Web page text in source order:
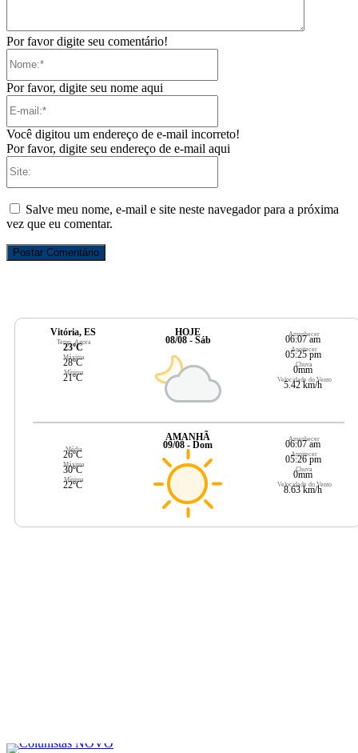
Por favor digite seu comentário!
Por favor, digite seu nome aqui
Você digitou um endereço de e-mail incorreto!
Por favor, digite seu endereço de e-mail aqui
Salve meu nome, e-mail e site neste navegador para a próxima
vez que eu comentar.
Vitória, ES
Temp. Agora
23ºC
Máxima
28ºC
Mínima
21ºC
HOJE
08/08 - Sáb
Amanhecer
06:07 am
Anoitecer
05:25 pm
Chuva
0mm
Velocidade do Vento
5.42 km/h
Média
26ºC
Máxima
30ºC
Mínima
22ºC
AMANHÃ
09/08 - Dom
Amanhecer
06:07 am
Anoitecer
05:26 pm
Chuva
0mm
Velocidade do Vento
8.63 km/h